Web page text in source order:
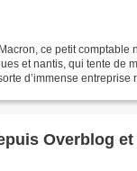
ce petit
et nantis, qui tente de
d’immense entreprise
et